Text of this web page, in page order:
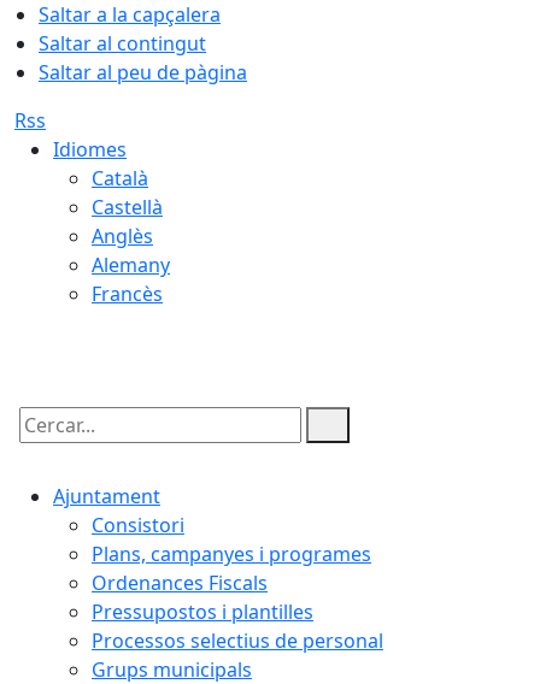
Saltar a la capçalera
Saltar al contingut
Saltar al peu de pàgina
Rss
Idiomes
Català
Castellà
Anglès
Alemany
Francès
Cercar:
Ajuntament
Consistori
Plans, campanyes i programes
Ordenances Fiscals
Pressupostos i plantilles
Processos selectius de personal
Grups municipals